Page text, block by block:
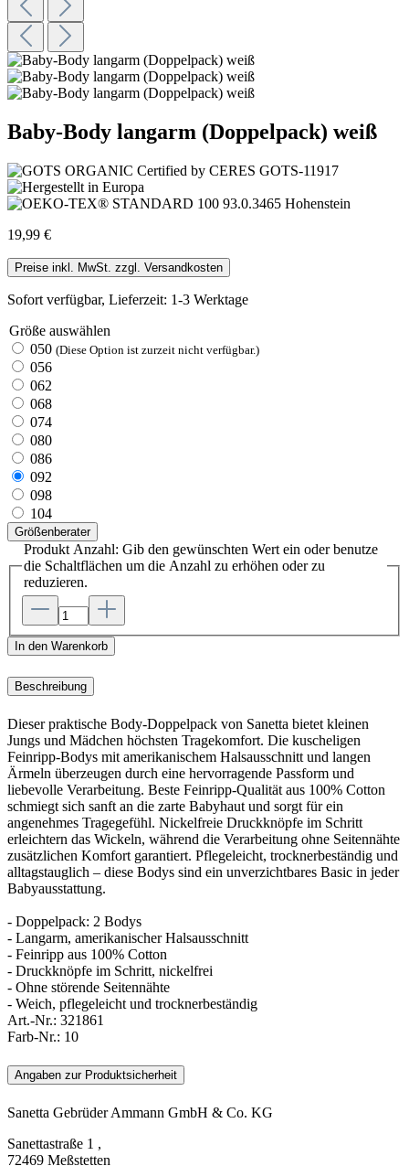
Baby-Body langarm (Doppelpack) weiß
19,99 €
Preise inkl. MwSt. zzgl. Versandkosten
Sofort verfügbar, Lieferzeit: 1-3 Werktage
Größe auswählen
050 (Diese Option ist zurzeit nicht verfügbar.)
056
062
068
074
080
086
092
098
104
Größenberater
Produkt Anzahl: Gib den gewünschten Wert ein oder benutze
die Schaltflächen um die Anzahl zu erhöhen oder zu
reduzieren.
In den Warenkorb
Beschreibung
Dieser praktische Body-Doppelpack von Sanetta bietet kleinen
Jungs und Mädchen höchsten Tragekomfort. Die kuscheligen
Feinripp-Bodys mit amerikanischem Halsausschnitt und langen
Ärmeln überzeugen durch eine hervorragende Passform und
liebevolle Verarbeitung. Beste Feinripp-Qualität aus 100% Cotton
schmiegt sich sanft an die zarte Babyhaut und sorgt für ein
angenehmes Tragegefühl. Nickelfreie Druckknöpfe im Schritt
erleichtern das Wickeln, während die Verarbeitung ohne Seitennähte
zusätzlichen Komfort garantiert. Pflegeleicht, trocknerbeständig und
alltagstauglich – diese Bodys sind ein unverzichtbares Basic in jeder
Babyausstattung.
- Doppelpack: 2 Bodys
- Langarm, amerikanischer Halsausschnitt
- Feinripp aus 100% Cotton
- Druckknöpfe im Schritt, nickelfrei
- Ohne störende Seitennähte
- Weich, pflegeleicht und trocknerbeständig
Art.-Nr.: 321861
Farb-Nr.: 10
Angaben zur Produktsicherheit
Sanetta Gebrüder Ammann GmbH & Co. KG
Sanettastraße 1 ,
72469 Meßstetten